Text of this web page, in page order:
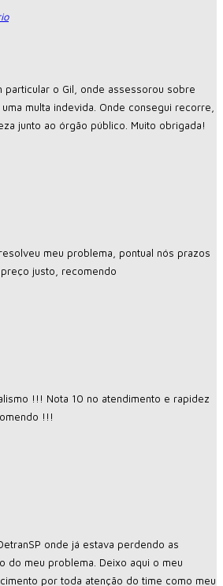
particular o Gil, onde assessorou sobre
multa indevida. Onde consegui recorre,
junto ao órgão público. Muito obrigada!
meu problema, pontual nós prazos
justo, recomendo
!!! Nota 10 no atendimento e rapidez
!!!
onde já estava perdendo as
do meu problema. Deixo aqui o meu
por toda atenção do time como meu